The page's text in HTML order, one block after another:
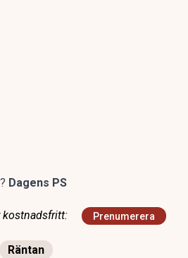
Dagens PS
kostnadsfritt: Prenumerera
Räntan